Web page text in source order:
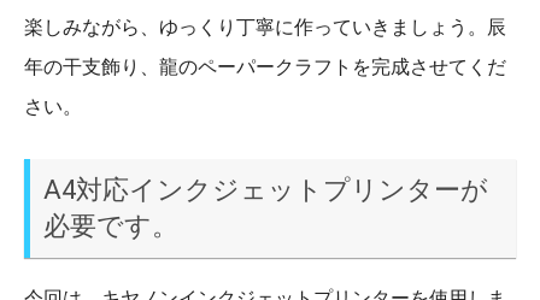
楽しみながら、ゆっくり丁寧に作っていきましょう。辰
年の干支飾り、龍のペーパークラフトを完成させてくだ
さい。
A4対応インクジェットプリンターが
必要です。